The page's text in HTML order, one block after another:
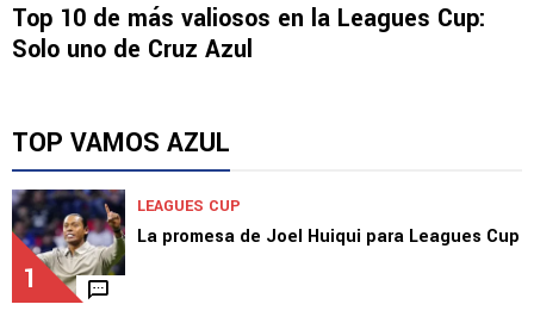
Top 10 de más valiosos en la Leagues Cup:
Solo uno de Cruz Azul
TOP VAMOS AZUL
1
LEAGUES CUP
La promesa de Joel Huiqui para Leagues Cup